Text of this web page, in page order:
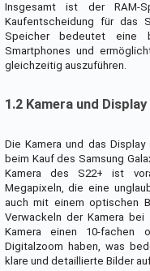
Insgesamt ist der RAM-
Kaufentscheidung für das
Speicher bedeutet eine
Smartphones und
gleichzeitig auszuführen.
1.2 Kamera und Display
Die Kamera und das
beim Kauf des Samsung
Kamera des S22+ ist
Megapixeln, die eine
auch mit einem optischen
Verwackeln der Kamera
Kamera einen 10-fachen
Digitalzoom haben, was
klare und detaillierte Bilder